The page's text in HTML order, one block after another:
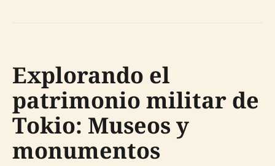
Explorando el
patrimonio militar de
Tokio: Museos y
monumentos